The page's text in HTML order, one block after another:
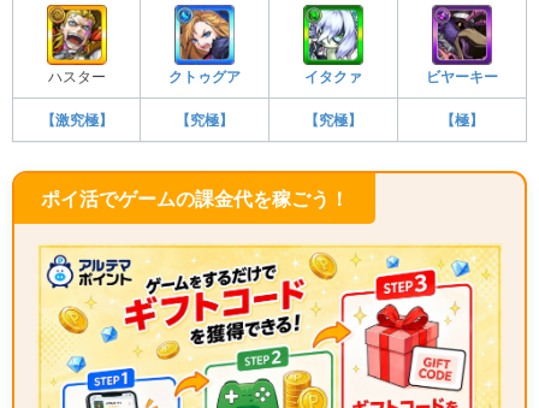
ハスター クトゥグア イタクァ ビヤーキー
【激究極】 【究極】 【究極】 【極】
ポイ活でゲームの課金代を稼ごう！